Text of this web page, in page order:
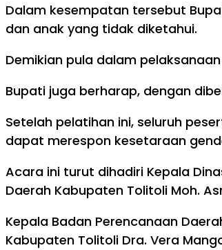
Dalam kesempatan tersebut
dan anak yang tidak diketahui.
Demikian pula dalam
Bupati juga berharap, dengan
Setelah pelatihan ini, seluruh
dapat merespon kesetaraan
Acara ini turut dihadiri Kepala
Daerah Kabupaten Tolitoli Moh.
Kepala Badan Perencanaan
Kabupaten Tolitoli Dra. Vera